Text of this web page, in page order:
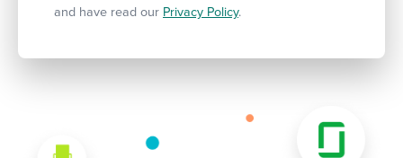
and have read our Privacy Policy.